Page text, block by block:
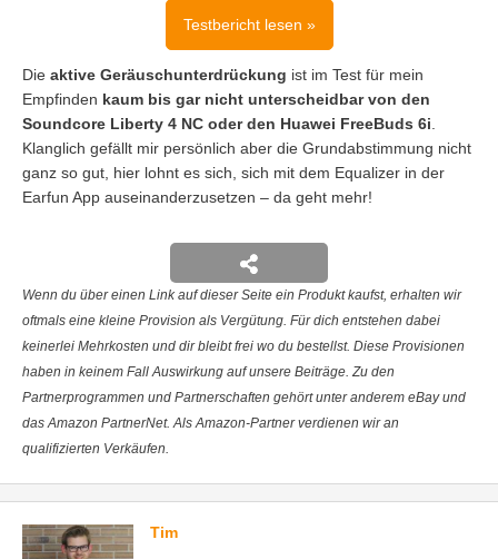
Testbericht lesen »
Die aktive Geräuschunterdrückung ist im Test für mein
Empfinden kaum bis gar nicht unterscheidbar von den
Soundcore Liberty 4 NC oder den Huawei FreeBuds 6i.
Klanglich gefällt mir persönlich aber die Grundabstimmung nicht
ganz so gut, hier lohnt es sich, sich mit dem Equalizer in der
Earfun App auseinanderzusetzen – da geht mehr!
Wenn du über einen Link auf dieser Seite ein Produkt kaufst, erhalten wir
oftmals eine kleine Provision als Vergütung. Für dich entstehen dabei
keinerlei Mehrkosten und dir bleibt frei wo du bestellst. Diese Provisionen
haben in keinem Fall Auswirkung auf unsere Beiträge. Zu den
Partnerprogrammen und Partnerschaften gehört unter anderem eBay und
das Amazon PartnerNet. Als Amazon-Partner verdienen wir an
qualifizierten Verkäufen.
Tim